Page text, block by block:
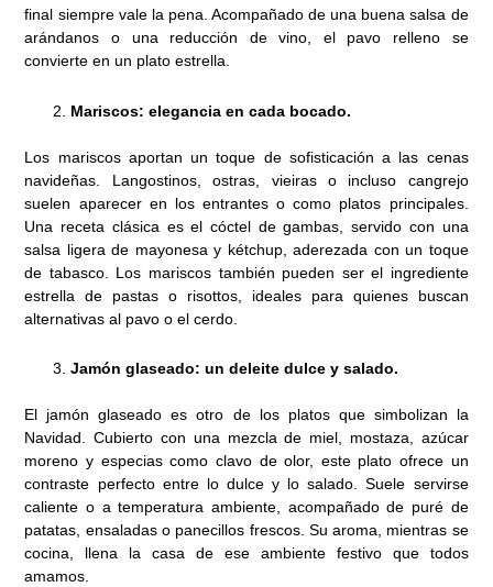
final siempre vale la pena. Acompañado de una buena salsa de
arándanos o una reducción de vino, el pavo relleno se
convierte en un plato estrella.
Mariscos: elegancia en cada bocado.
Los mariscos aportan un toque de sofisticación a las cenas
navideñas. Langostinos, ostras, vieiras o incluso cangrejo
suelen aparecer en los entrantes o como platos principales.
Una receta clásica es el cóctel de gambas, servido con una
salsa ligera de mayonesa y kétchup, aderezada con un toque
de tabasco. Los mariscos también pueden ser el ingrediente
estrella de pastas o risottos, ideales para quienes buscan
alternativas al pavo o el cerdo.
Jamón glaseado: un deleite dulce y salado.
El jamón glaseado es otro de los platos que simbolizan la
Navidad. Cubierto con una mezcla de miel, mostaza, azúcar
moreno y especias como clavo de olor, este plato ofrece un
contraste perfecto entre lo dulce y lo salado. Suele servirse
caliente o a temperatura ambiente, acompañado de puré de
patatas, ensaladas o panecillos frescos. Su aroma, mientras se
cocina, llena la casa de ese ambiente festivo que todos
amamos.